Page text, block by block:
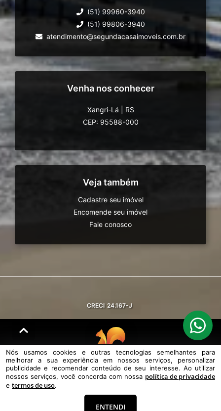
(51) 99960-3940
(51) 99806-3940
atendimento@segundacasaimoveis.com.br
Venha nos conhecer
Xangri-Lá
RS
CEP: 95588-000
Veja também
Cadastre seu imóvel
Encomende seu imóvel
Fale conosco
CRECI 24.167-J
© DESENVOLVIDO PELAAGIL.NET
Nós usamos cookies e outras tecnologias semelhantes para melhorar a
sua experiência em nossos serviços, personalizar publicidade e
Nós usamos cookies e outras tecnologias semelhantes para
melhorar a sua experiência em nossos serviços, personalizar
publicidade e recomendar conteúdo de seu interesse. Ao utilizar
nossos serviços, você concorda com nossa política de privacidade
e termos de uso.
ENTENDI